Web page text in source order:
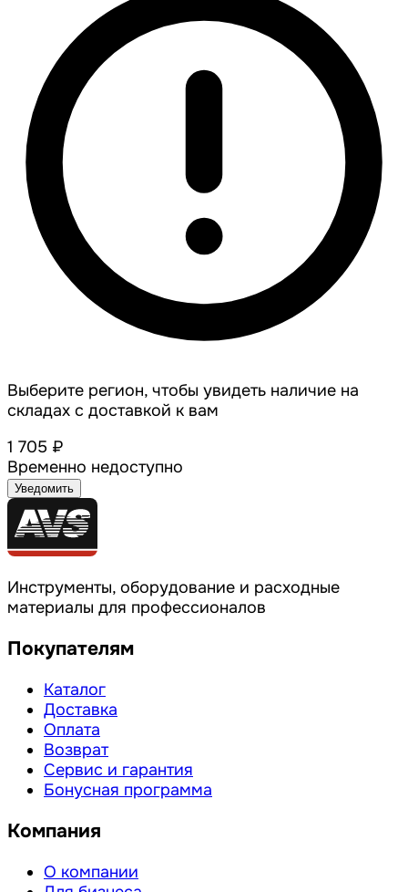
Выберите регион, чтобы увидеть наличие на
складах с доставкой к вам
1 705 ₽
Временно недоступно
Уведомить
Инструменты, оборудование и расходные
материалы для профессионалов
Покупателям
Каталог
Доставка
Оплата
Возврат
Сервис и гарантия
Бонусная программа
Компания
О компании